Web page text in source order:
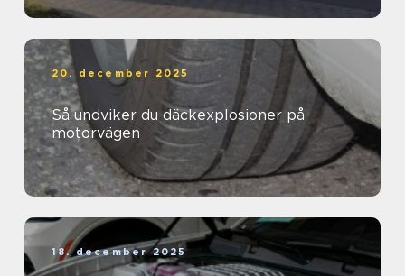
20. december 2025
Så undviker du däckexplosioner på
motorvägen
18. december 2025